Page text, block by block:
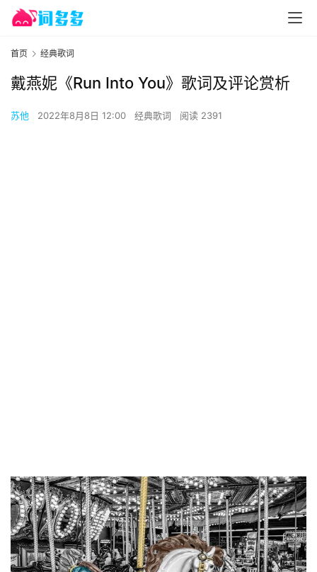
首页 经典歌词
戴燕妮《Run Into You》歌词及评论赏析
苏他 2022年8月8日 12:00 经典歌词 阅读 2391